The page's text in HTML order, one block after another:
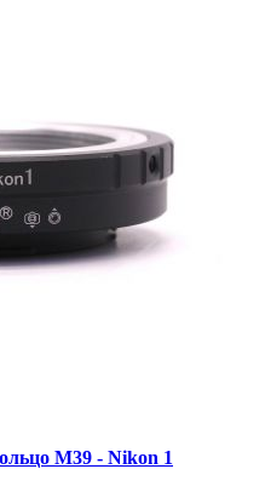
M39 - Nikon 1